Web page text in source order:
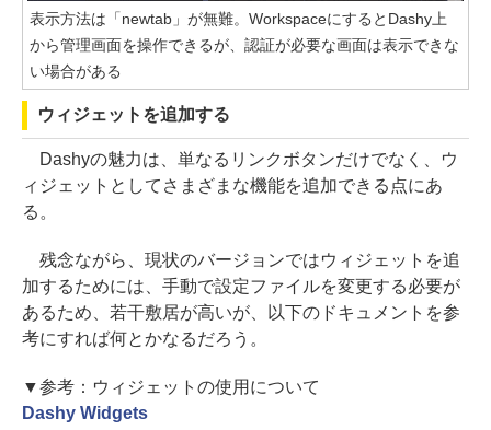
表示方法は「newtab」が無難。WorkspaceにするとDashy上
から管理画面を操作できるが、認証が必要な画面は表示できな
い場合がある
ウィジェットを追加する
Dashyの魅力は、単なるリンクボタンだけでなく、ウ
ィジェットとしてさまざまな機能を追加できる点にあ
る。
残念ながら、現状のバージョンではウィジェットを追
加するためには、手動で設定ファイルを変更する必要が
あるため、若干敷居が高いが、以下のドキュメントを参
考にすれば何とかなるだろう。
▼参考：ウィジェットの使用について
Dashy Widgets